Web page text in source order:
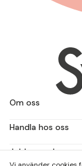
Om oss
Handla hos oss
Jobba med oss